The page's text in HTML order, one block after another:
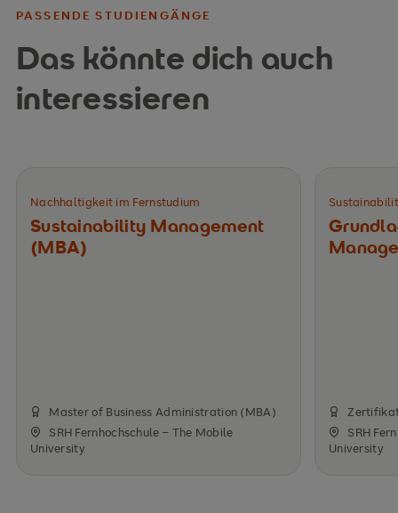
PASSENDE STUDIENGÄNGE
Das könnte dich auch
interessieren
Nachhaltigkeit im Fernstudium
Sustainability Management
(MBA)
Master of Business Administration (MBA)
SRH Fernhochschule – The Mobile
University
SRH
University